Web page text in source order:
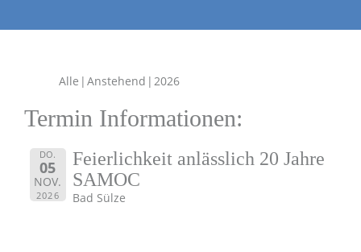
Alle Anstehend 2026
Termin Informationen:
DO.
05
NOV.
2026
Feierlichkeit anlässlich 20 Jahre
SAMOC
Bad Sülze